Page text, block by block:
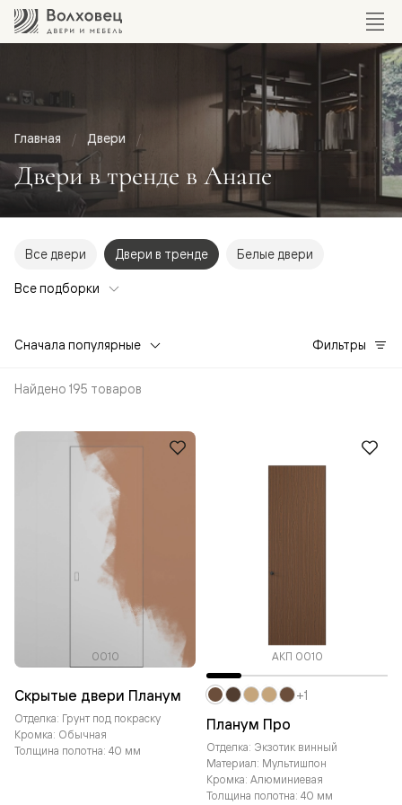
Главная Двери
Двери в тренде в Анапе
Все двери Двери в тренде Белые двери
Все подборки
Сначала популярные Фильтры
Найдено 195 товаров
0010
Скрытые двери Планум
Отделка: Грунт под покраску
Кромка: Обычная
Толщина полотна: 40 мм
АКП 0010
Планум Про
Отделка: Экзотик винный
Материал: Мультишпон
Кромка: Алюминиевая
Толщина полотна: 40 мм
+1